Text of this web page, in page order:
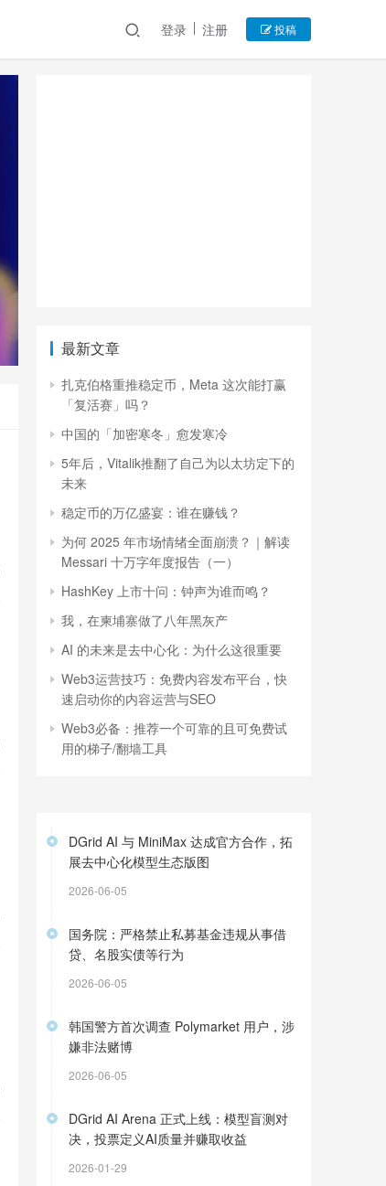
登录 注册 投稿
最新文章
扎克伯格重推稳定币，Meta 这次能打赢
「复活赛」吗？
中国的「加密寒冬」愈发寒冷
5年后，Vitalik推翻了自己为以太坊定下的
未来
稳定币的万亿盛宴：谁在赚钱？
为何 2025 年市场情绪全面崩溃？｜解读
Messari 十万字年度报告（一）
HashKey 上市十问：钟声为谁而鸣？
我，在柬埔寨做了八年黑灰产
AI 的未来是去中心化：为什么这很重要
Web3运营技巧：免费内容发布平台，快
速启动你的内容运营与SEO
Web3必备：推荐一个可靠的且可免费试
用的梯子/翻墙工具
DGrid AI 与 MiniMax 达成官方合作，拓
展去中心化模型生态版图
2026-06-05
国务院：严格禁止私募基金违规从事借
贷、名股实债等行为
2026-06-05
韩国警方首次调查 Polymarket 用户，涉
嫌非法赌博
2026-06-05
DGrid AI Arena 正式上线：模型盲测对
决，投票定义AI质量并赚取收益
2026-01-29